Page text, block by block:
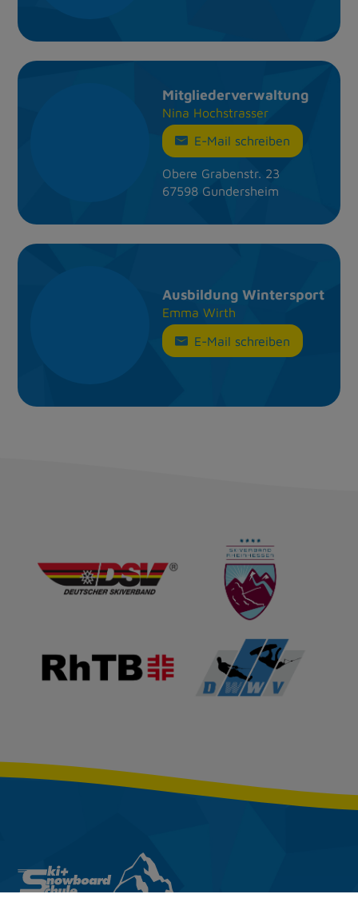
Mitglieder­ver­wal­tung
Nina Hoch­strasser
E-Mail schreiben
Obere Grabenstr. 23
67598 Gundersheim
Ausbildung Wintersport
Emma Wirth
E-Mail schreiben